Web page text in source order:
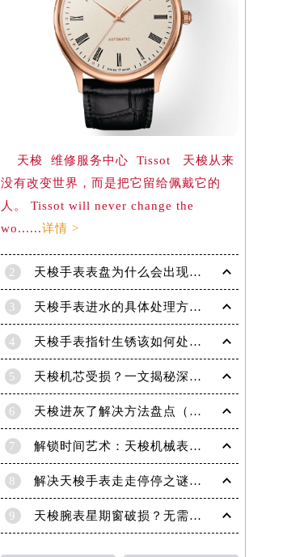
天梭 维修服务中心 Tissot 天梭从来
没有改变世界，而是把它留给佩戴它的
人。 Tissot will never change the
wo......详情 >
2 天梭手表表盘为什么会出现生锈现象呢？
3 天梭手表进水的具体处理方法有哪些！
4 天梭手表指针生锈该如何处理？
5 天梭机芯受损？一文揭秘深度处理技巧！
6 天梭进灰了解决方法盘点（日常保养与清洁技巧）
7 解锁时间艺术：天梭机械表机芯生锈修复秘籍
8 解决天梭手表走走停停之谜：专业处理方法全面解析
9 天梭腕表星期窗破损？无需担心，这里有解决方案